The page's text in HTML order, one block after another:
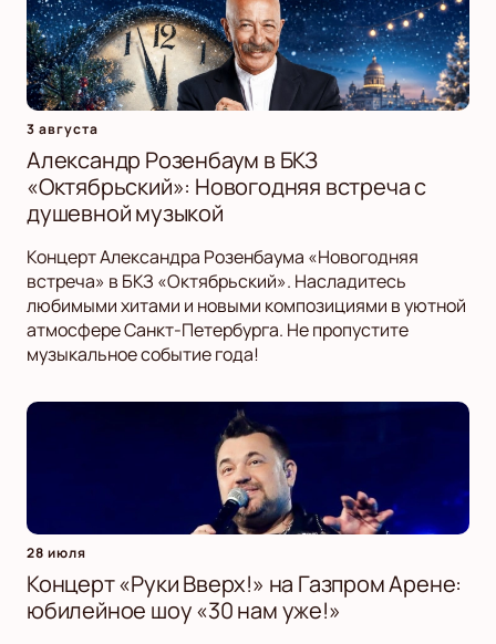
3 августа
Александр Розенбаум в БКЗ
«Октябрьский»: Новогодняя встреча с
душевной музыкой
Концерт Александра Розенбаума «Новогодняя
встреча» в БКЗ «Октябрьский». Насладитесь
любимыми хитами и новыми композициями в уютной
атмосфере Санкт-Петербурга. Не пропустите
музыкальное событие года!
28 июля
Концерт «Руки Вверх!» на Газпром Арене:
юбилейное шоу «30 нам уже!»